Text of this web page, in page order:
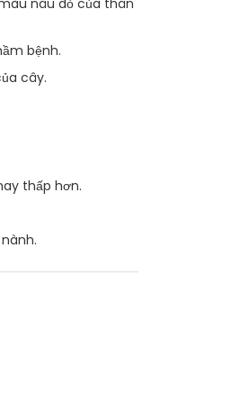
bệnh.
cây.
thấp hơn.